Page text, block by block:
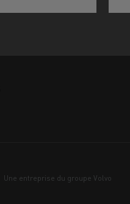
Europe
Une entreprise du groupe Volvo